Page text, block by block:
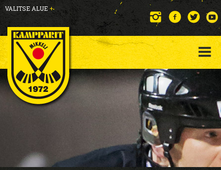
VALITSE ALUE +